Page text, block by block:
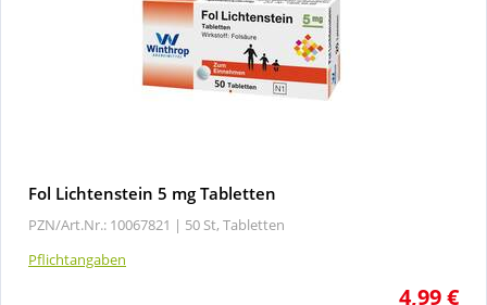
Fol Lichtenstein 5 mg Tabletten
PZN/Art.Nr.: 10067821 | 50 St, Tabletten
Pflichtangaben
4,99 €